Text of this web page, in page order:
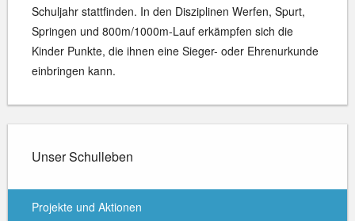
Schuljahr stattfinden. In den Disziplinen Werfen, Spurt,
Springen und 800m/1000m-Lauf erkämpfen sich die
Kinder Punkte, die ihnen eine Sieger- oder Ehrenurkunde
einbringen kann.
Unser Schulleben
Projekte und Aktionen